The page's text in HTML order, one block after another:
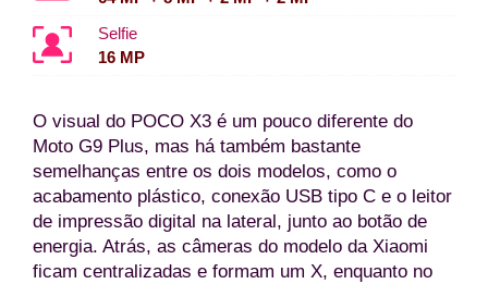
Selfie
16 MP
O visual do POCO X3 é um pouco diferente do
Moto G9 Plus, mas há também bastante
semelhanças entre os dois modelos, como o
acabamento plástico, conexão USB tipo C e o leitor
de impressão digital na lateral, junto ao botão de
energia. Atrás, as câmeras do modelo da Xiaomi
ficam centralizadas e formam um X, enquanto no